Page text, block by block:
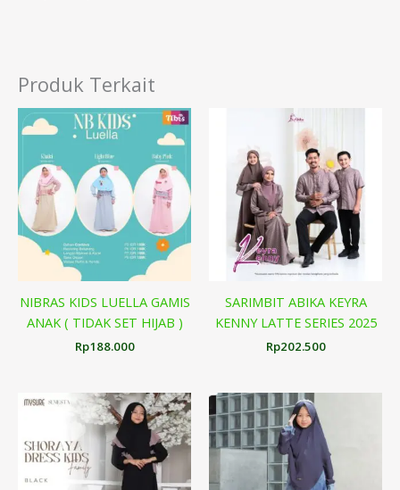
Produk Terkait
NIBRAS KIDS LUELLA GAMIS
ANAK ( TIDAK SET HIJAB )
Rp188.000
SARIMBIT ABIKA KEYRA
KENNY LATTE SERIES 2025
Rp202.500